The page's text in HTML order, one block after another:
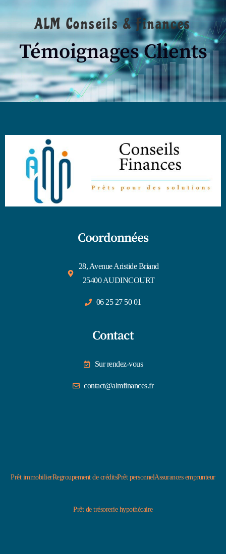
ALM Conseils & Finances
Témoignages Clients
Coordonnées
28, Avenue Aristide Briand
25400 AUDINCOURT
06 25 27 50 01
Contact
Sur rendez-vous
contact@almfinances.fr
Prêt immobilierRegroupement de créditsPrêt personnelAssurances emprunteur
Prêt de trésorerie hypothécaire